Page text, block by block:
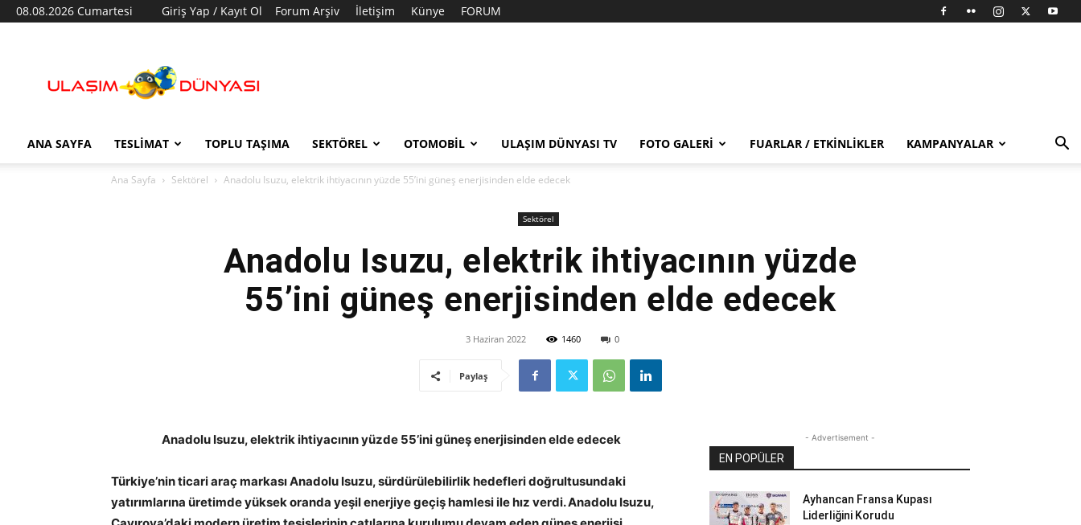
08.08.2026 Cumartesi Giriş Yap / Kayıt Ol Forum Arşiv İletişim Künye FORUM
Dünyası
ANA SAYFA TESLIMAT TOPLU TAŞIMA SEKTÖREL OTOMOBIL ULAŞIM DÜNYASI TV FOTO GALERI FUARLAR / ETKINLIKLER KAMPANYALAR
Ana Sayfa Sektörel Anadolu Isuzu, elektrik ihtiyacının yüzde 55’ini güneş enerjisinden elde edecek
Sektörel
Anadolu Isuzu, elektrik ihtiyacının yüzde
55’ini güneş enerjisinden elde edecek
3 Haziran 2022 1460 0
Paylaş
Anadolu Isuzu, elektrik ihtiyacının yüzde 55’ini güneş enerjisinden elde edecek
Türkiye’nin ticari araç markası Anadolu Isuzu, sürdürülebilirlik hedefleri doğrultusundaki
yatırımlarına üretimde yüksek oranda yeşil enerjiye geçiş hamlesi ile hız verdi. Anadolu Isuzu,
- Advertisement -
EN POPÜLER
Ayhancan Fransa Kupası
Liderliğini Korudu